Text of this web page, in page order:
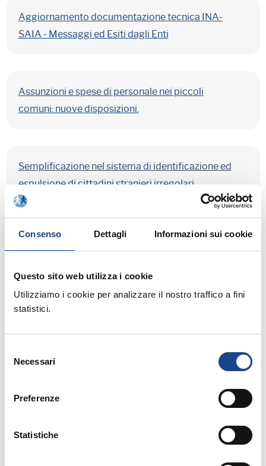
Consenso Dettagli Informazioni sui cookie
Questo sito web utilizza i cookie
Utilizziamo i cookie per analizzare il nostro traffico a fini
statistici.
delNecessari
Preferenze
Statistiche
Aggiornamento documentazione tecnica INA-
SAIA - Messaggi ed Esiti dagli Enti
Assunzioni e spese di personale nei piccoli
comuni: nuove disposizioni.
Semplificazione nel sistema di identificazione ed
espulsione di cittadini stranieri irregolari.
Inserisci Titolo della Pagina
Autentiche di sottoscrizione effettuate da
soggetti in rapporto di stretta parentela con il
funzionario autenticante: problematiche.
Ultimo termine per la compilazione dei modelli di